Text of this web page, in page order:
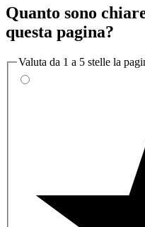
Quanto sono
questa pagina?
Valuta da 1 a 5 stelle la